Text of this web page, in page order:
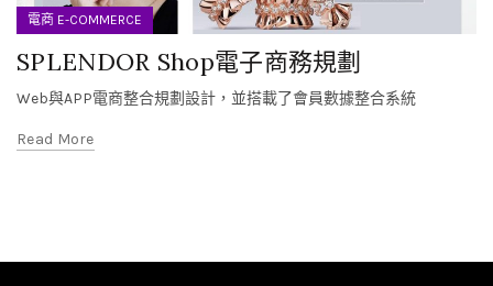
電商 E-COMMERCE
SPLENDOR Shop電子商務規劃
Web與APP電商整合規劃設計，並搭載了會員數據整合系統
Read More